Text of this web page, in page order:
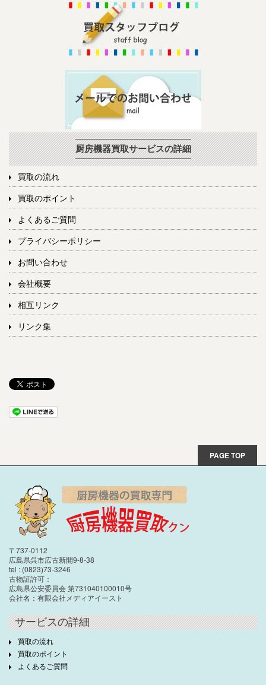
厨房機器買取サービスの詳細
買取の流れ
買取のポイント
よくあるご質問
プライバシーポリシー
お問い合わせ
会社概要
相互リンク
リンク集
PAGE TOP
〒737-0112
広島県呉市広古新開9-8-38
tel : (0823)73-3246
古物証許可：
広島県公安委員会 第731040100010号
会社名：有限会社メディアイースト
サービスの詳細
買取の流れ
買取のポイント
よくあるご質問